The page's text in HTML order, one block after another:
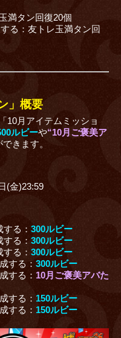
満タン回復20個
る：友トレ玉満タン回
」概要
10月アイテムミッショ
ルビーや“10月ご褒美ア
きます。
(金)23:59
る： 300ルビー
る： 300ルビー
る： 300ルビー
する： 300ルビー
する： 10月ご褒美アバた
する： 150ルビー
する： 150ルビー